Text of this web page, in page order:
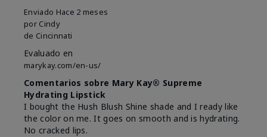
Enviado Hace 2 meses
por Cindy
de Cincinnati
Evaluado en
marykay.com/en-us/
Comentarios sobre Mary Kay® Supreme
Hydrating Lipstick
I bought the Hush Blush Shine shade and I ready like
the color on me. It goes on smooth and is hydrating.
No cracked lips.